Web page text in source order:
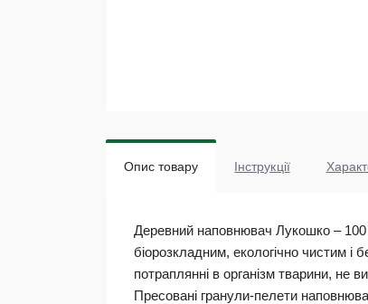
Опис товару Інструкції
Деревний наповнювач Лукошко –
біорозкладним, екологічно чистим і
потраплянні в організм тварини, не
Пресовані гранули-пелети